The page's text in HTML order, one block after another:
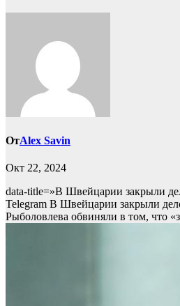
ОтAlex Savin
Окт 22, 2024
data-title=»В Швейцарии закрыли
Telegram В Швейцарии закрыли
Рыболовлева обвиняли в том, что